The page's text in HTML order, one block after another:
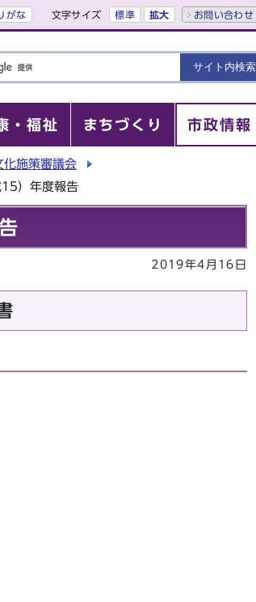
がな 文字サイズ 標準 拡大 お問い合わせ
・福祉 まちづくり 市政情報
化施策審議会
）年度報告
2019年4月16日